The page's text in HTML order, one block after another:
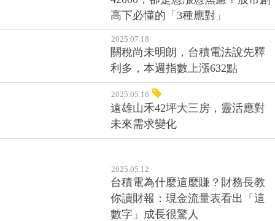
高下必懂的「3種應對」
2025.07.18
關稅尚未明朗，台積電法說先釋
利多，本週指數上漲632點
2025.05.16
遠雄山禾42坪大三房，靈活應對
未來需求變化
2025.05.12
台積電為什麼這麼賺？財務長教
你讀財報：現金流量表看出「這
數字」成長很驚人